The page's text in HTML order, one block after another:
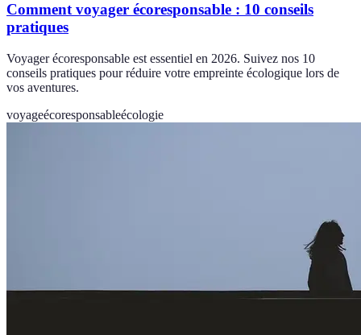
Comment voyager écoresponsable : 10 conseils
pratiques
Voyager écoresponsable est essentiel en 2026. Suivez nos 10
conseils pratiques pour réduire votre empreinte écologique lors de
vos aventures.
voyageécoresponsableécologie